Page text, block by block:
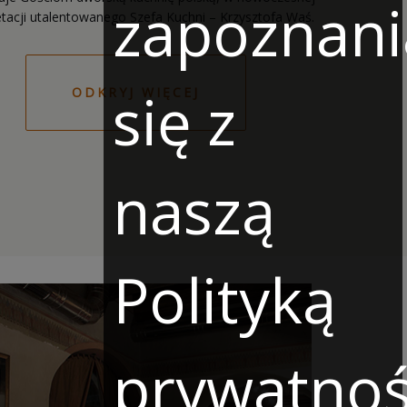
ODKRYJ WIĘCEJ
się z
naszą
Polityką